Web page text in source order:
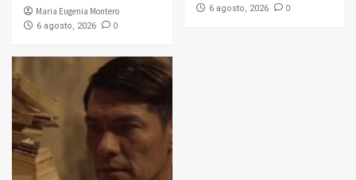
Maria Eugenia Montero
6 agosto, 2026 0
6 agosto, 2026 0